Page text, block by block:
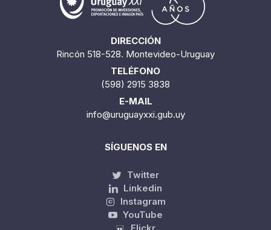
DIRECCIÓN
Rincón 518-528. Montevideo-Uruguay
TELÉFONO
(598) 2915 3838
E-MAIL
info@uruguayxxi.gub.uy
SÍGUENOS EN
Twitter
Linkedin
Instagram
YouTube
Flickr